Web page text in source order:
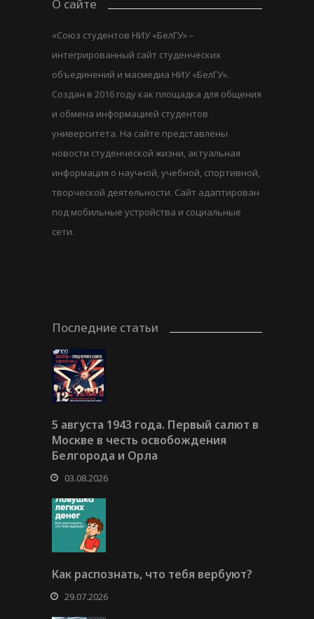
О сайте
«Союз студентов НИУ «БелГУ» –
интегрированный сайт студенческих
объединений и масмедиа НИУ «БелГУ».
Создан в 2016 году как площадка для общения
и обмена информацией студентов
университета. На сайте представлены
новости студенческой жизни, актуальная
информация о научной, учебной, спортивной,
творческой деятельности. Сайт адаптирован
под мобильные устройства и социальные
сети.
Последние статьи
5 августа 1943 года. Первый салют в
Москве в честь освобождения
Белгорода и Орла
03.08.2026
Как распознать, что тебя вербуют?
29.07.2026